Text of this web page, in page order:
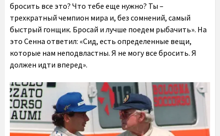
бросить все это? Что тебе еще нужно? Ты –
трехкратный чемпион мира и, без сомнений, самый
быстрый гонщик. Бросай и лучше поедем рыбачить». На
это Сенна ответил: «Сид, есть определенные вещи,
которые нам неподвластны. Я не могу все бросить. Я
должен идти вперед».